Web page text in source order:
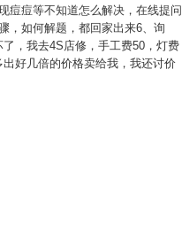
痘痘等不知道怎么解决，在线提问
，如何解题，都回家出来6、询
，我去4S店修，手工费50，灯费
好几倍的价格卖给我，我还讨价